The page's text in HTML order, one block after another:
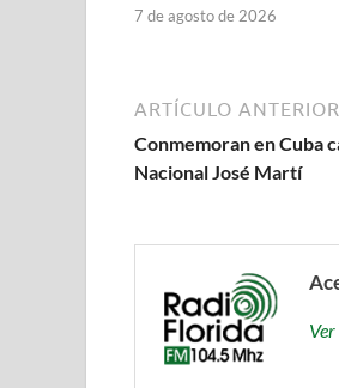
7 de agosto de 2026
ARTÍCULO ANTERIOR
Conmemoran en Cuba
Nacional José Martí